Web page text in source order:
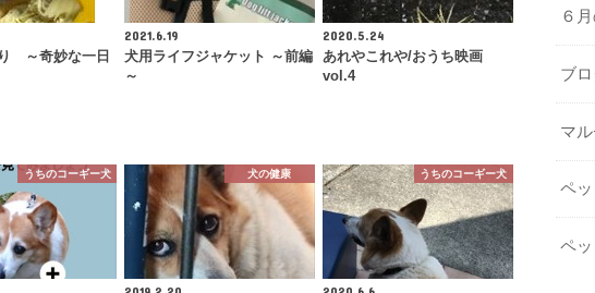
～奇妙な一日
2021.6.19
犬用ライフジャケット ～前編
～
2020.5.24
あれやこれや/おうち映画
vol.4
うちのコーギー犬 犬の健康 うちのコーギー犬
６
ブ
マ
ペ
ペ